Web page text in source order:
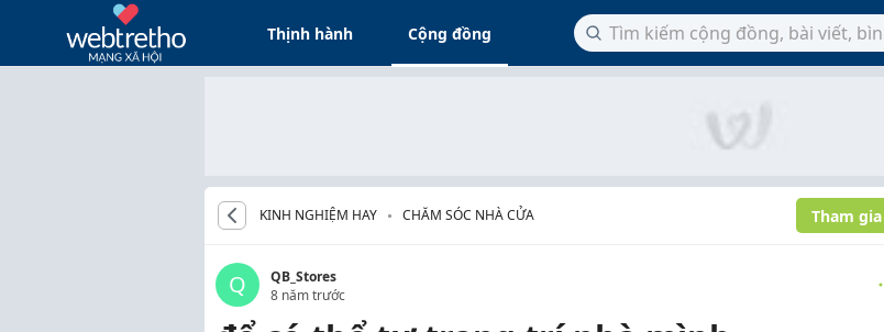
Thịnh hành Cộng đồng
KINH NGHIỆM HAY CHĂM SÓC NHÀ CỬA Tham gia
Q
QB_Stores
8 năm trước